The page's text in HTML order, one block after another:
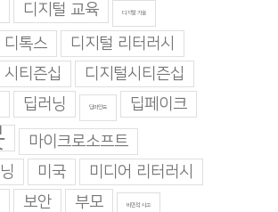
평균의 기계 — AI는 이야기
를 ‘쓰지만’ 구상하지는 않는
2026년 7월 27일. 월요일
|
0 댓글
0 댓글
디지털 교육 디지털 기술
디톡스
디지털 리터러시
시티즌십
디지털시티즌십
딥러닝 딥마인드 딥페이크
마이크로소프트
미국
미디어 리터러시
보안 부모 비판적 사고